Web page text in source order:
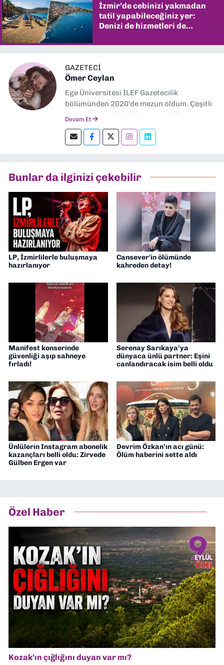
İzmir’de cebinizi yakmadan
tatil yapabileceğiniz yer:
Denizi de hizmetleri de
GAZETECİ
Ömer Ceylan
Ege Üniversitesi İLEF Gazetecilik
bölümünden 2020'de mezun oldum. Çeşitli
gazetelerde editörlük, muhabirlik yaptım.
editörlük yapıyorum.
Devam Et
Bunlar da ilginizi çekebilir
LP, İzmirlilerle buluşmaya
hazırlanıyor
Cansever'in ölümünde
kahreden detay!
Manifest konserinde
güvenliği aşıp sahneye
fırladı!
Serenay Sarıkaya’ya
dünyaca ünlü partner: Eşini
canlandıracak isim belli oldu
Ünlülerin Instagram abonelik
kazançları belli oldu: Zirvede
Gülben Ergen var
Devrim Özkan’ın acı günü:
Ölüm haberini sette aldı
Özel Haber
Kozak’ın çığlığını duyan var mı?